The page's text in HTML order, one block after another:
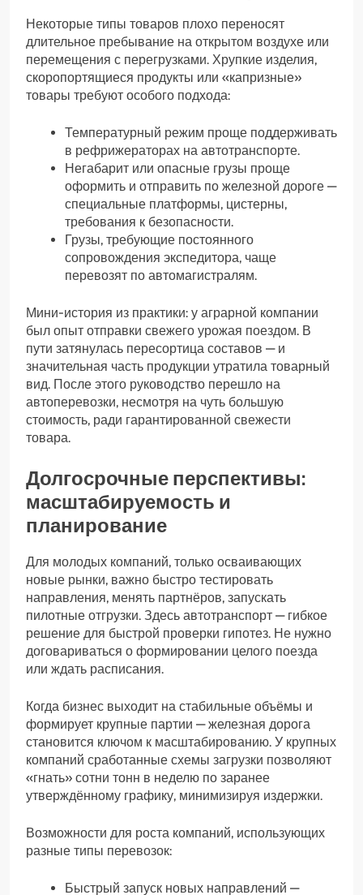
Некоторые типы товаров плохо переносят
длительное пребывание на открытом воздухе или
перемещения с перегрузками. Хрупкие изделия,
скоропортящиеся продукты или «капризные»
товары требуют особого подхода:
Температурный режим проще поддерживать
в рефрижераторах на автотранспорте.
Негабарит или опасные грузы проще
оформить и отправить по железной дороге —
специальные платформы, цистерны,
требования к безопасности.
Грузы, требующие постоянного
сопровождения экспедитора, чаще
перевозят по автомагистралям.
Мини-история из практики: у аграрной компании
был опыт отправки свежего урожая поездом. В
пути затянулась пересортица составов — и
значительная часть продукции утратила товарный
вид. После этого руководство перешло на
автоперевозки, несмотря на чуть большую
стоимость, ради гарантированной свежести
товара.
Долгосрочные перспективы:
масштабируемость и
планирование
Для молодых компаний, только осваивающих
новые рынки, важно быстро тестировать
направления, менять партнёров, запускать
пилотные отгрузки. Здесь автотранспорт — гибкое
решение для быстрой проверки гипотез. Не нужно
договариваться о формировании целого поезда
или ждать расписания.
Когда бизнес выходит на стабильные объёмы и
формирует крупные партии — железная дорога
становится ключом к масштабированию. У крупных
компаний сработанные схемы загрузки позволяют
«гнать» сотни тонн в неделю по заранее
утверждённому графику, минимизируя издержки.
Возможности для роста компаний, использующих
разные типы перевозок:
Быстрый запуск новых направлений —